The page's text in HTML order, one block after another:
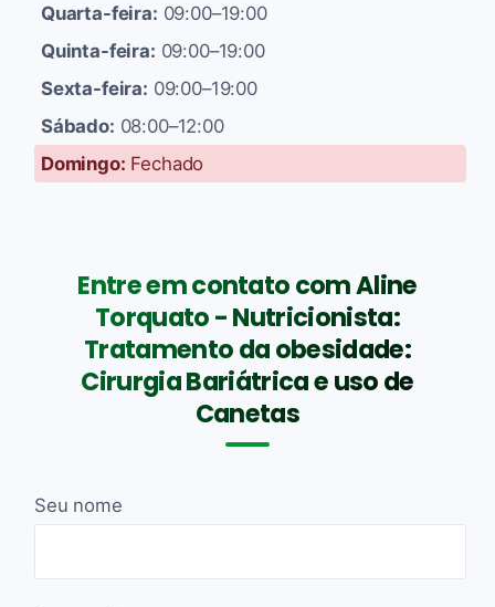
Quarta-feira: 09:00–19:00
Quinta-feira: 09:00–19:00
Sexta-feira: 09:00–19:00
Sábado: 08:00–12:00
Domingo: Fechado
Entre em contato com Aline
Torquato - Nutricionista:
Tratamento da obesidade:
Cirurgia Bariátrica e uso de
Canetas
Seu nome